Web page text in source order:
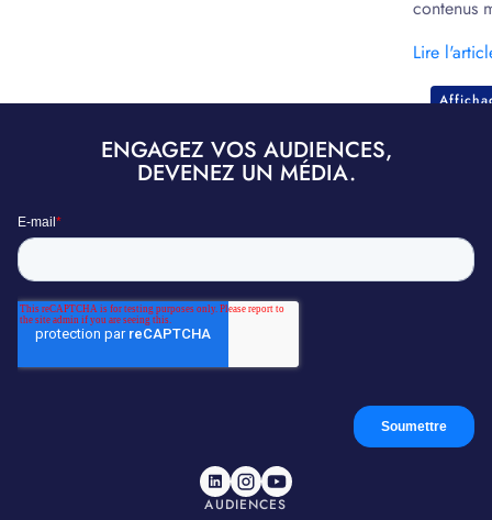
contenus
Lire
ENGAGEZ VOS AUDIENCES,
DEVENEZ UN MÉDIA.
AUDIENCES